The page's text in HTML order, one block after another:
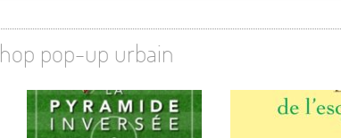
pop-up urbain